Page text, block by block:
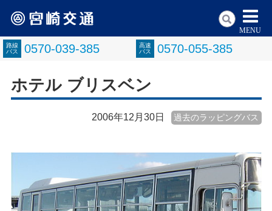
路線
バス
0570-039-385
高速
バス
0570-055-385
MENU
ホテル ブリスベン
2006年12月30日 過去のラッピングバス